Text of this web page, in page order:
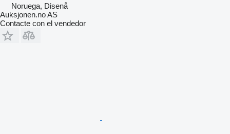
Noruega, Disenå
Auksjonen.no AS
Contacte con el vendedor